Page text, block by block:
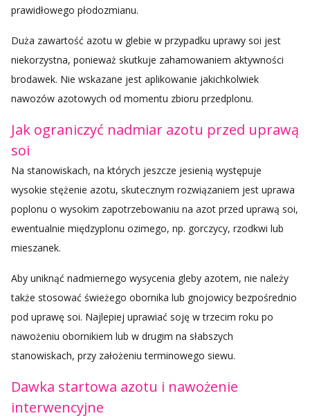
prawidłowego płodozmianu.
Duża zawartość azotu w glebie w przypadku uprawy soi jest
niekorzystna, ponieważ skutkuje zahamowaniem aktywności
brodawek. Nie wskazane jest aplikowanie jakichkolwiek
nawozów azotowych od momentu zbioru przedplonu.
Jak ograniczyć nadmiar azotu przed uprawą
soi
Na stanowiskach, na których jeszcze jesienią występuje
wysokie stężenie azotu, skutecznym rozwiązaniem jest uprawa
poplonu o wysokim zapotrzebowaniu na azot przed uprawą soi,
ewentualnie międzyplonu ozimego, np. gorczycy, rzodkwi lub
mieszanek.
Aby uniknąć nadmiernego wysycenia gleby azotem, nie należy
także stosować świeżego obornika lub gnojowicy bezpośrednio
pod uprawę soi. Najlepiej uprawiać soję w trzecim roku po
nawożeniu obornikiem lub w drugim na słabszych
stanowiskach, przy założeniu terminowego siewu.
Dawka startowa azotu i nawożenie
interwencyjne